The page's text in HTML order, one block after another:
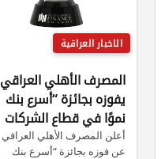
الاخبار العراقية
المصرف الأهلي العراقي
يفوزه بجائزة “أسرع بنك
نموًا في قطاع الشركات
في العراق لعام 2025”
أعلن المصرف الأهلي العراقي
عن فوزه بجائزة “أسرع بنك